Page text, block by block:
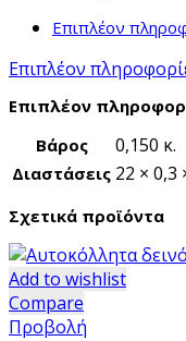
Επιπλέον
Επιπλέον
Επιπλέον
Βάρος
0,150 κ.
Διαστάσεις 22 × 0,3
Σχετικά προϊόντα
Add to wishlist
Compare
Προβολή